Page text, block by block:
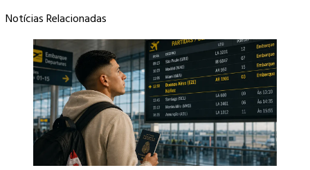
Notícias Relacionadas